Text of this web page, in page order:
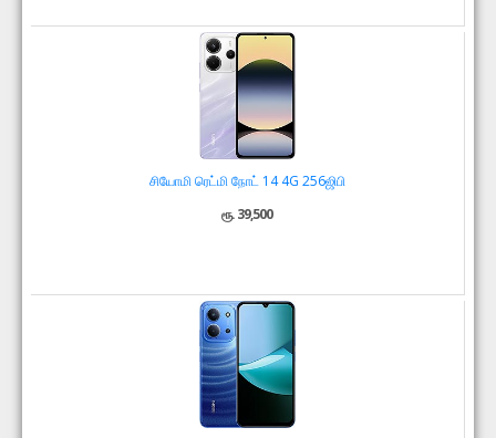
சியோமி ரெட்மி நோட் 14 4G 256ஜிபி
ரூ. 39,500